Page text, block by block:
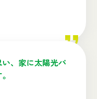
、家に太陽光パ